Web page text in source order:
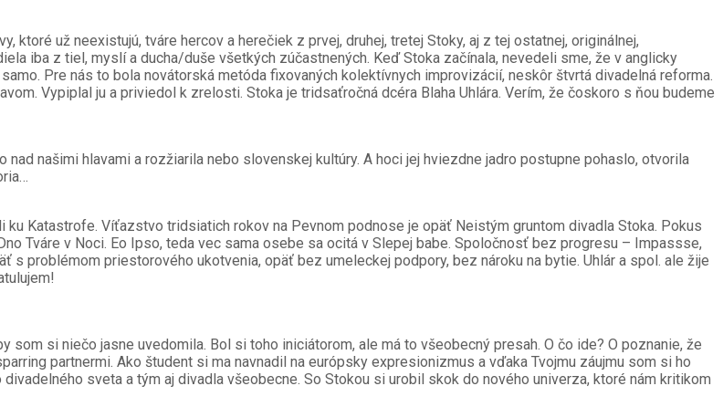
ktoré už neexistujú, tváre hercov a herečiek z prvej, druhej, tretej Stoky, aj z tej ostatnej, originálnej,
iba z tiel, myslí a ducha/duše všetkých zúčastnených. Keď Stoka začínala, nevedeli sme, že v anglicky
Pre nás to bola novátorská metóda fixovaných kolektívnych improvizácií, neskôr štvrtá divadelná reforma.
Vypiplal ju a priviedol k zrelosti. Stoka je tridsaťročná dcéra Blaha Uhlára. Verím, že čoskoro s ňou budeme
našimi hlavami a rozžiarila nebo slovenskej kultúry. A hoci jej hviezdne jadro postupne pohaslo, otvorila
Katastrofe. Víťazstvo tridsiatich rokov na Pevnom podnose je opäť Neistým gruntom divadla Stoka. Pokus
Tváre v Noci. Eo Ipso, teda vec sama osebe sa ocitá v Slepej babe. Spoločnosť bez progresu – Impassse,
s problémom priestorového ukotvenia, opäť bez umeleckej podpory, bez nároku na bytie. Uhlár a spol. ale žije
si niečo jasne uvedomila. Bol si toho iniciátorom, ale má to všeobecný presah. O čo ide? O poznanie, že
partnermi. Ako študent si ma navnadil na európsky expresionizmus a vďaka Tvojmu záujmu som si ho
sveta a tým aj divadla všeobecne. So Stokou si urobil skok do nového univerza, ktoré nám kritikom